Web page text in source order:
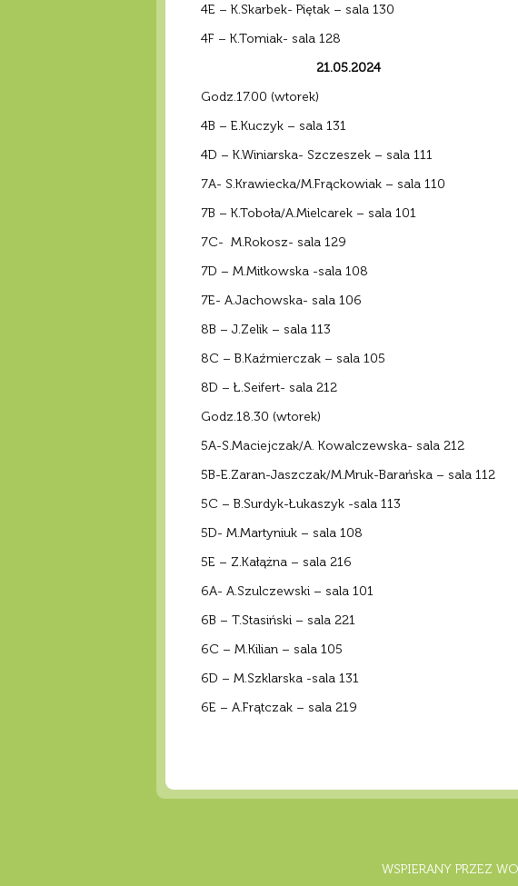
4E – K.Skarbek- Piętak – sala 130
4F – K.Tomiak- sala 128
21.05.2024
Godz.17.00 (wtorek)
4B – E.Kuczyk – sala 131
4D – K.Winiarska- Szczeszek – sala 111
7A- S.Krawiecka/M.Frąckowiak – sala 110
7B – K.Toboła/A.Mielcarek – sala 101
7C- M.Rokosz- sala 129
7D – M.Mitkowska -sala 108
7E- A.Jachowska- sala 106
8B – J.Zelik – sala 113
8C – B.Kaźmierczak – sala 105
8D – Ł.Seifert- sala 212
Godz.18.30 (wtorek)
5A-S.Maciejczak/A. Kowalczewska- sala 212
5B-E.Zaran-Jaszczak/M.Mruk-Barańska – sala 112
5C – B.Surdyk-Łukaszyk -sala 113
5D- M.Martyniuk – sala 108
5E – Z.Kałążna – sala 216
6A- A.Szulczewski – sala 101
6B – T.Stasiński – sala 221
6C – M.Kilian – sala 105
6D – M.Szklarska -sala 131
6E – A.Frątczak – sala 219
WSPIERANY PRZEZ